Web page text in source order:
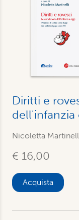
Diritti e
dell'infanzia
Nicoletta
€ 16,00
Acquista